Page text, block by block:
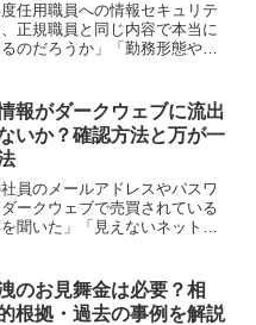
度任用職員への情報セキュリテ
正規職員と同じ内容で本当に
のだろうか」「勤務形態や任
たい」 このように、地方公共
自治体）や公...
報がダークウェブに流出
いか？確認方法と万が一
社員のメールアドレスやパスワ
ークウェブで売買されている
聞いた」「見えないネットの
目に見えないサイバー空間の
を抱える経営...
のお見舞金は必要？相
根拠・過去の事例を解説